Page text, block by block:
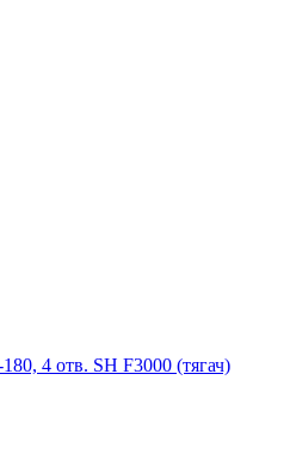
4 отв. SH F3000 (тягач)